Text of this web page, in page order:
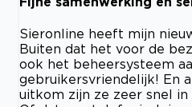
Sieronline heeft mijn
Buiten dat het voor de
ook het beheersysteem
gebruikersvriendelijk! En
uitkom zijn ze zeer snel in